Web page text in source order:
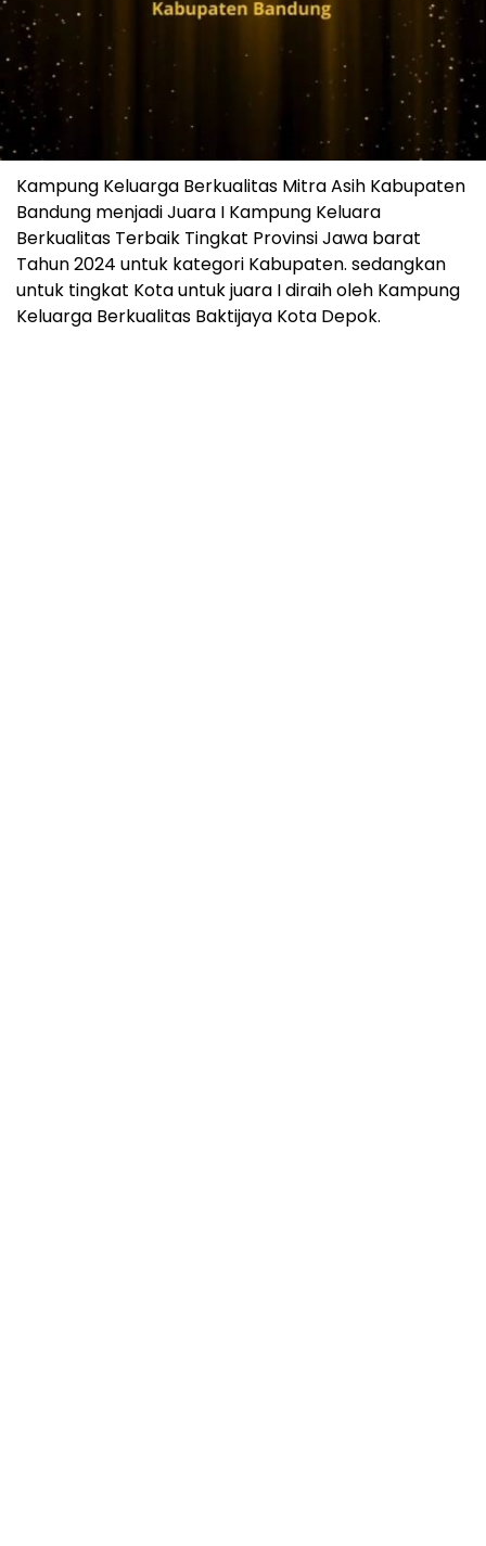
Kampung Keluarga Berkualitas Mitra Asih Kabupaten
Bandung menjadi Juara I Kampung Keluara
Berkualitas Terbaik Tingkat Provinsi Jawa barat
Tahun 2024 untuk kategori Kabupaten. sedangkan
untuk tingkat Kota untuk juara I diraih oleh Kampung
Keluarga Berkualitas Baktijaya Kota Depok.